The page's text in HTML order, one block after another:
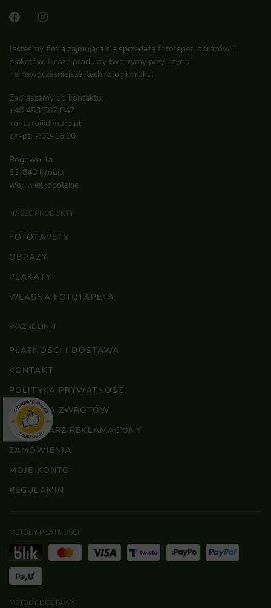
Jesteśmy firmą zajmującą się sprzedażą fototapet, obrazów i
plakatów. Nasze produkty tworzymy przy użyciu
najnowocześniejszej technologii druku.
Zapraszamy do kontaktu:
+48 453 507 842
kontakt@dimuro.pl
pn-pt: 7:00-16:00
Rogowo 1a
63-840 Krobia
woj. wielkopolskie
NASZE PRODUKTY
FOTOTAPETY
OBRAZY
PLAKATY
WŁASNA FOTOTAPETA
WAŻNE LINKI
PŁATNOŚCI I DOSTAWA
KONTAKT
POLITYKA PRYWATNOŚCI
POLITYKA ZWROTÓW
FORMULARZ REKLAMACYJNY
ZAMÓWIENIA
MOJE KONTO
REGULAMIN
METODY PŁATNOŚCI
METODY DOSTAWY
×